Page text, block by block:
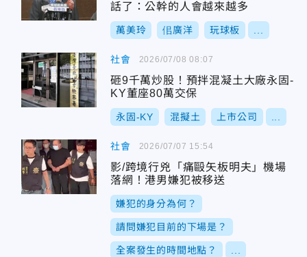
話了：公幹的人會越來越多
萬美玲 佀廣洋 玩球板
社會
砸9千萬炒股！預拌混凝土大廠永固-
KY董座80萬交保
永固-KY 混擬土 上市公司
2026/07/08 08:07
社會
影/跨境行兇「痛毆矢板明夫」機場
落網！港男嫌犯被移送
嫌犯的身分為何？
請問嫌犯目前的下場是？
全案發生的時間地點？
2026/07/07 15:54